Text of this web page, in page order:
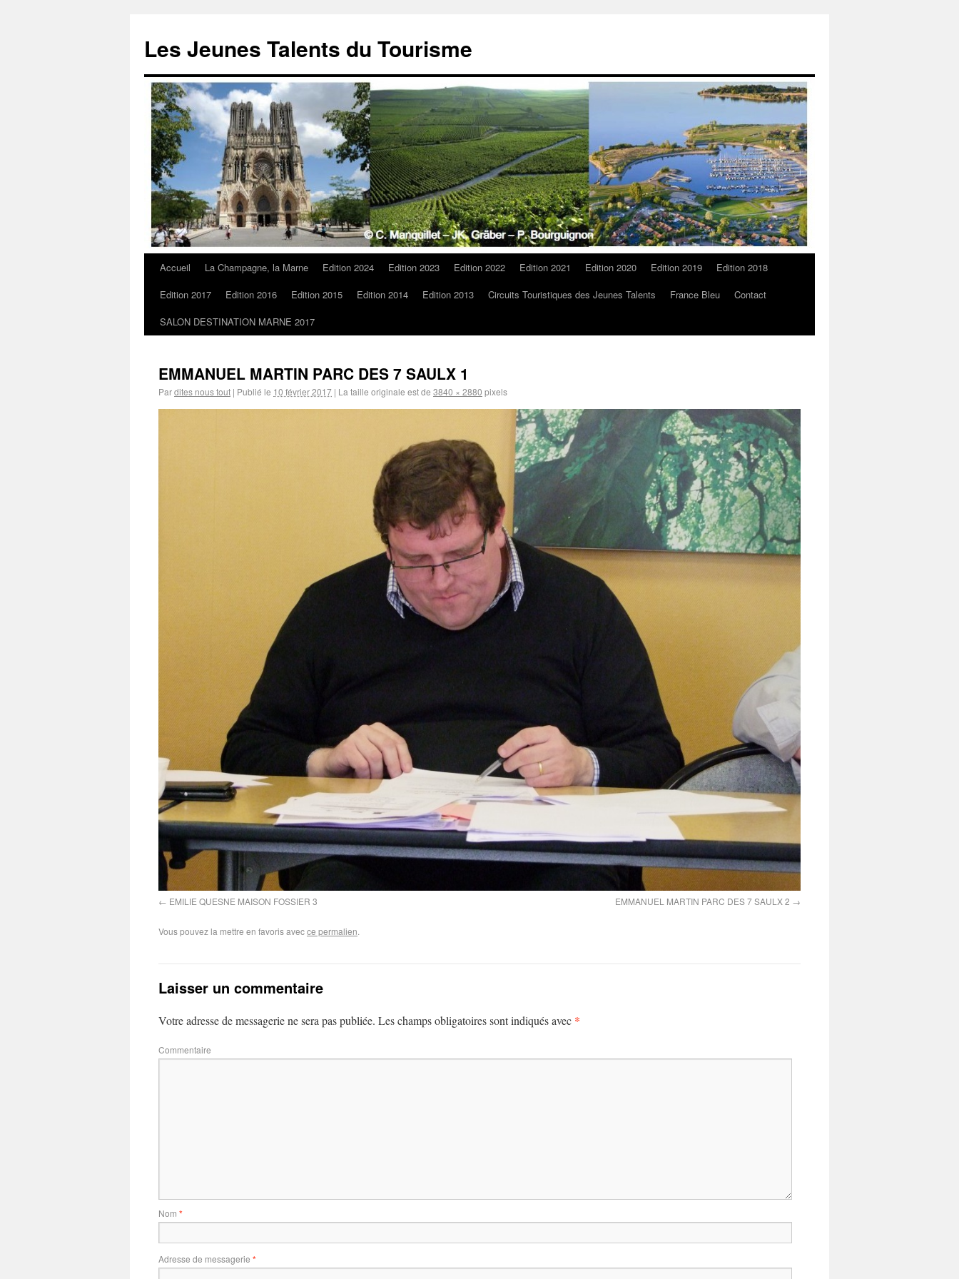
Les Jeunes Talents du Tourisme
Accueil La Champagne, la Marne Edition 2024 Edition 2023 Edition 2022 Edition 2021 Edition 2020 Edition 2019
Edition 2018
Edition 2017
Edition 2016 Edition 2015 Edition 2014 Edition 2013 Circuits Touristiques des Jeunes Talents France Bleu
Contact
SALON DESTINATION MARNE 2017
EMMANUEL MARTIN PARC DES 7 SAULX 1
Pardites nous tout | Publié le 10 février 2017 | La taille originale est de 3840 × 2880 pixels
EMILIE QUESNE MAISON FOSSIER 3 EMMANUEL MARTIN PARC DES 7 SAULX 2
Vous pouvez la mettre en favoris avecce permalien.
Laisser un commentaire
Votre adresse de messagerie ne sera pas publiée. Les champs obligatoires sont indiqués avec *
Commentaire
Nom *
Adresse de messagerie *